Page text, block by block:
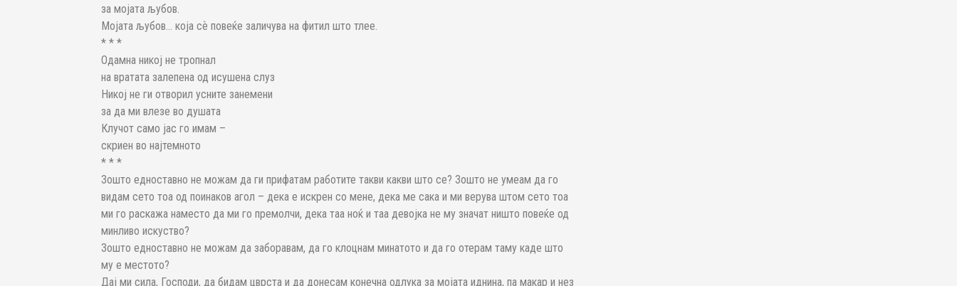
за мојата љубов.
Мојата љубов… која сѐ повеќе заличува на фитил што тлее.
* * *
Одамна никој не тропнал
на вратата залепена од исушена слуз
Никој не ги отворил усните занемени
за да ми влезе во душата
Клучот само јас го имам –
скриен во најтемното
* * *
Зошто едноставно не можам да ги прифатам работите такви какви што се? Зошто не умеам да го
видам сето тоа од поинаков агол – дека е искрен со мене, дека ме сака и ми верува штом сето тоа
ми го раскажа наместо да ми го премолчи, дека таа ноќ и таа девојка не му значат ништо повеќе од
минливо искуство?
Зошто едноставно не можам да заборавам, да го клоцнам минатото и да го отерам таму каде што
му е местото?
Дај ми сила, Господи, да бидам цврста и да донесам конечна одлука за мојата иднина, па макар и нез